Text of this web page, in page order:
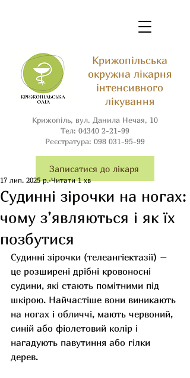
Крижопільська
окружна лікарня
інтенсивного
лікування
Крижопіль, вул. Данила Нечая, 10
Тел: 04340 2-21-99
Реєстратура: 098 031-95-99
Записатися до лікаря
Судинні зірочки на ногах:
чому з’являються і як їх
позбутися
17 лип. 2025 р. Читати 1 хв
Судинні зірочки (телеангіектазії) –
це розширені дрібні кровоносні
судини, які стають помітними під
шкірою. Найчастіше вони виникають
на ногах і обличчі, мають червоний,
синій або фіолетовий колір і
нагадують павутиння або гілки
дерев.